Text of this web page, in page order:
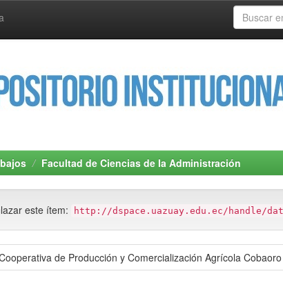
Facultad de Ciencias de la Administración
este ítem: http://dspace.uazuay.edu.ec/handle/
de Producción y Comercialización Agrícola